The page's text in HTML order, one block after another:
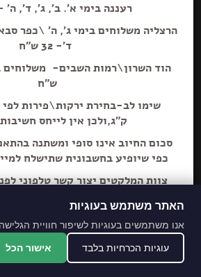
רעננה בימי א'. ב', ג', ד', ה' - 30
הרצליה משלוחים בימי ג', ה' \כפר
ד'- 32 ש"ח
ש"ח
שימו לב-בחירת ירקות\פירות
ק"ג,ולכן אין לייחס
סכום החיוב אינו סופי ומשתנה
כפי שיופיע בחשבונית שתישלח
צוות המלקטים יצור קשר טלפוני
מובחרת!
*האתר והמקום עם נגישות
האתר משתמש בעוגיות
אנו משתמשים בעוגיות לשיפור חוויית
עוגיות הכרחיות בלבד אישור הכל